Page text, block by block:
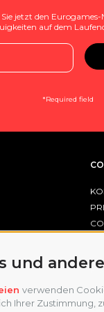
und
verwenden
Ihrer
jetzt den
auf dem
*Required field